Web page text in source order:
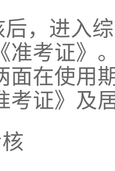
进入综
准考证》
面在使用
考证》及